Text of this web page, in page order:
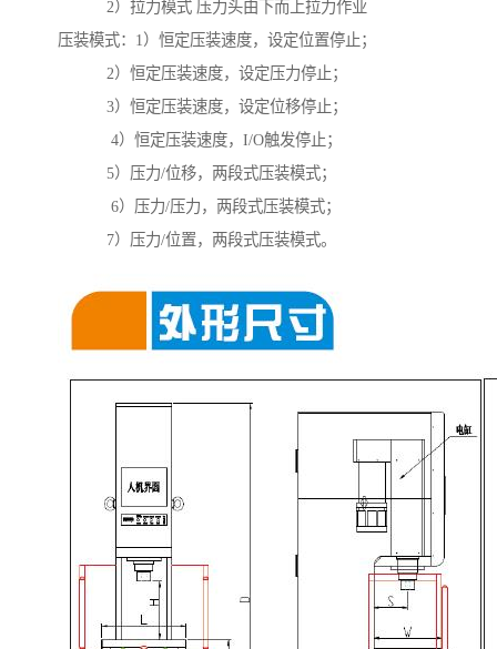
2）拉力模式 压力头由下而上拉力作业
压装模式：1）恒定压装速度，设定位置停止；
2）恒定压装速度，设定压力停止；
3）恒定压装速度，设定位移停止；
4）恒定压装速度，I/O触发停止；
5）压力/位移，两段式压装模式；
6）压力/压力，两段式压装模式；
7）压力/位置，两段式压装模式。